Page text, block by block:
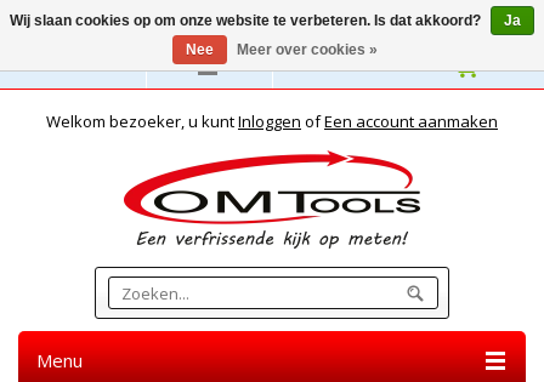
Nederlands
Welkom bezoeker, u kuntInloggen ofEen account aanmaken
Menu
Wij slaan cookies op om onze website te verbeteren. Is dat akkoord?
Ja
Nee
Meer over cookies »